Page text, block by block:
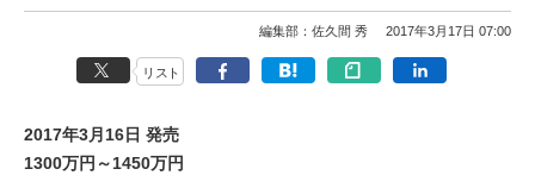
編集部：佐久間 秀 2017年3月17日 07:00
リスト
2017年3月16日 発売
1300万円～1450万円